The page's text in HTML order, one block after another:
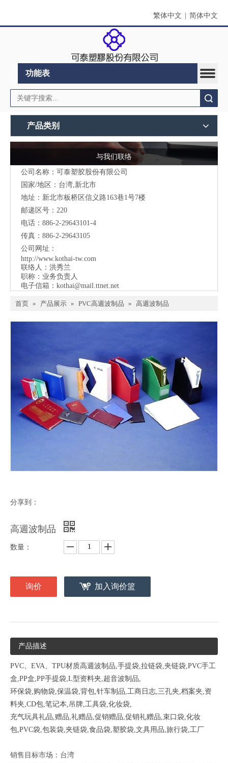
繁体中文 简体中文
功能表
产品类别
与我们联络
公司名称：可泰塑胶股份有限公司
国家/地区：台湾,新北市
地址：新北市板桥区信义路163巷1号7楼
邮递区号：220
电话：886-2-29643101-4
传真：886-2-29643105
公司网址：
http://www.kothai-tw.com
联络人：洪秀兰
职称：业务负责人
电子信箱： kothai@mail.ttnet.net
首页 » 产品展示 » PVC高週波制品 » 高週波制品
分享到：
高週波制品
数量：
询价 加入询价篮
产品描述
PVC、EVA、TPU材质高週波制品,手提袋,拉链袋,夹链袋,PVC手工
盒,PP盒,PP手提袋,L型资料夹,超音波制品,
环保袋,购物袋,保温袋,背包,针车制品,工商日志,三孔夹,档案夹,资
料夹,CD包,笔记本,吊牌,工具袋,化妆袋,
充气玩具礼品,赠品,礼赠品,促销赠品,促销礼赠品,束口袋,化妆
包,PVC袋,包装袋,夹链袋,食品袋,塑胶袋,文具用品,旅行袋,工厂
销售目标市场：台湾